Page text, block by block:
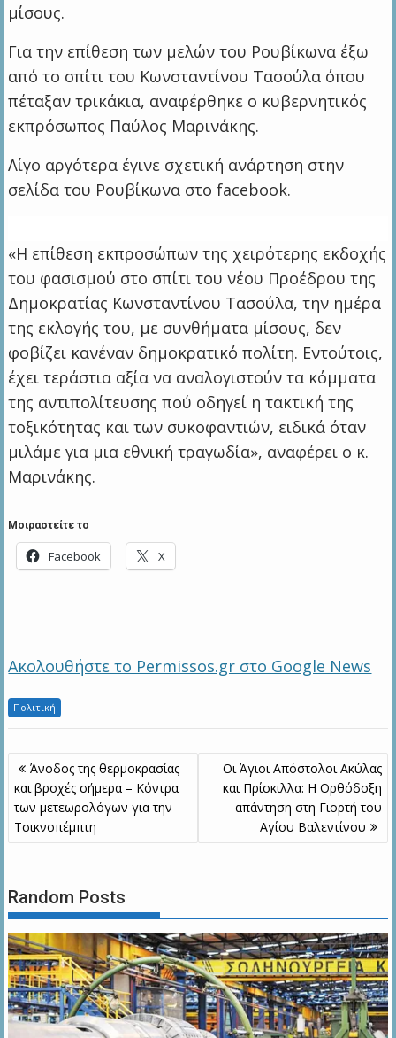
μίσους.
Για την επίθεση των μελών του Ρουβίκωνα έξω
από το σπίτι του Κωνσταντίνου Τασούλα όπου
πέταξαν τρικάκια, αναφέρθηκε ο κυβερνητικός
εκπρόσωπος Παύλος Μαρινάκης.
Λίγο αργότερα έγινε σχετική ανάρτηση στην
σελίδα του Ρουβίκωνα στο facebook.
«Η επίθεση εκπροσώπων της χειρότερης εκδοχής
του φασισμού στο σπίτι του νέου Προέδρου της
Δημοκρατίας Κωνσταντίνου Τασούλα, την ημέρα
της εκλογής του, με συνθήματα μίσους, δεν
φοβίζει κανέναν δημοκρατικό πολίτη. Εντούτοις,
έχει τεράστια αξία να αναλογιστούν τα κόμματα
της αντιπολίτευσης πού οδηγεί η τακτική της
τοξικότητας και των συκοφαντιών, ειδικά όταν
μιλάμε για μια εθνική τραγωδία», αναφέρει ο κ.
Μαρινάκης.
Μοιραστείτε το
Facebook X
Ακολουθήστε το Permissos.gr στο Google News
Πολιτική
Πλοήγηση
άρθρων
Άνοδος της θερμοκρασίας
και βροχές σήμερα – Κόντρα
των μετεωρολόγων για την
Τσικνοπέμπτη
Οι Άγιοι Απόστολοι Ακύλας
και Πρίσκιλλα: Η Ορθόδοξη
απάντηση στη Γιορτή του
Αγίου Βαλεντίνου
Random Posts